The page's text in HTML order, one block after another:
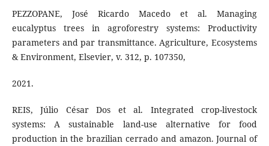
PEZZOPANE, José Ricardo Macedo et al. Managing
eucalyptus trees in agroforestry systems: Productivity
parameters and par transmittance. Agriculture, Ecosystems
& Environment, Elsevier, v. 312, p. 107350,
2021.
REIS, Júlio César Dos et al. Integrated crop-livestock
systems: A sustainable land-use alternative for food
production in the brazilian cerrado and amazon. Journal of